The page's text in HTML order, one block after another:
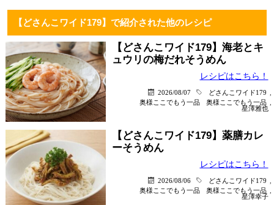
【どさんこワイド179】で紹介された他のレシピ
【どさんこワイド179】海老とキ
ュウリの梅だれそうめん
レシピはこちら！
2026/08/07 どさんこワイド179
奥様ここでもう一品
奥様ここでもう一品
星澤雅也
【どさんこワイド179】薬膳カレ
ーそうめん
レシピはこちら！
2026/08/06 どさんこワイド179
奥様ここでもう一品
奥様ここでもう一品
星澤幸子